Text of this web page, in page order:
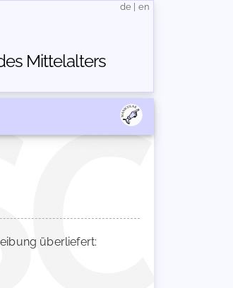
Mittelalters
de en
überliefert: